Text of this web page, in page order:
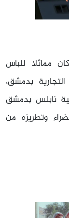
مماثلا للباس
بدمشق،
نابلس بدمشق
وتطريزه من